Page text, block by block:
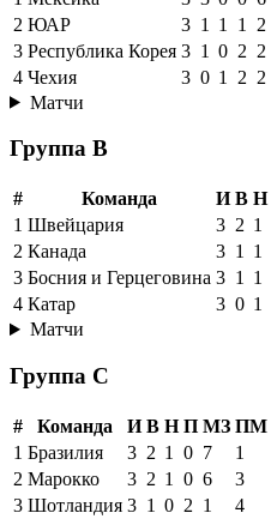
2 ЮАР 3 1 1 1 2
3 Республика Корея 3 1 0 2 2
4 Чехия 3 0 1 2 2
Матчи
Группа B
# Команда И В Н
1 Швейцария 3 2 1
2 Канада 3 1 1
3 Босния и Герцеговина 3 1 1
4 Катар 3 0 1
Матчи
Группа C
# Команда И В Н П МЗ ПМ
1 Бразилия 3 2 1 0 7 1
2 Марокко 3 2 1 0 6 3
3 Шотландия 3 1 0 2 1 4